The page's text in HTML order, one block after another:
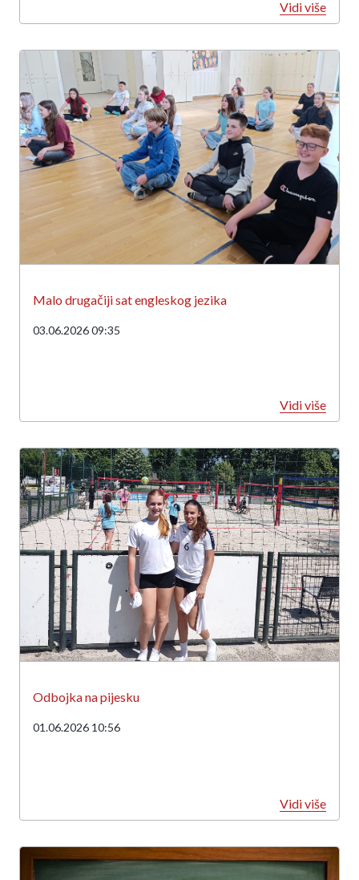
Vidi više
Malo drugačiji sat engleskog jezika
03.06.2026 09:35
Vidi više
Odbojka na pijesku
01.06.2026 10:56
Vidi više